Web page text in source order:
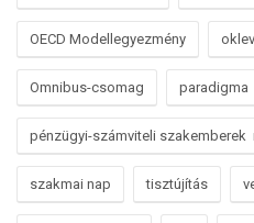
OECD Modellegyezmény
Omnibus-csomag paradigma
pénzügyi-számviteli szakemberek
szakmai nap tisztújítás